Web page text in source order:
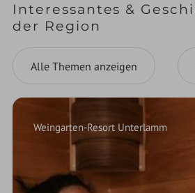
Interessantes &
der Region
Alle Themen anzeigen
Weingarten-Resort Unterlamm